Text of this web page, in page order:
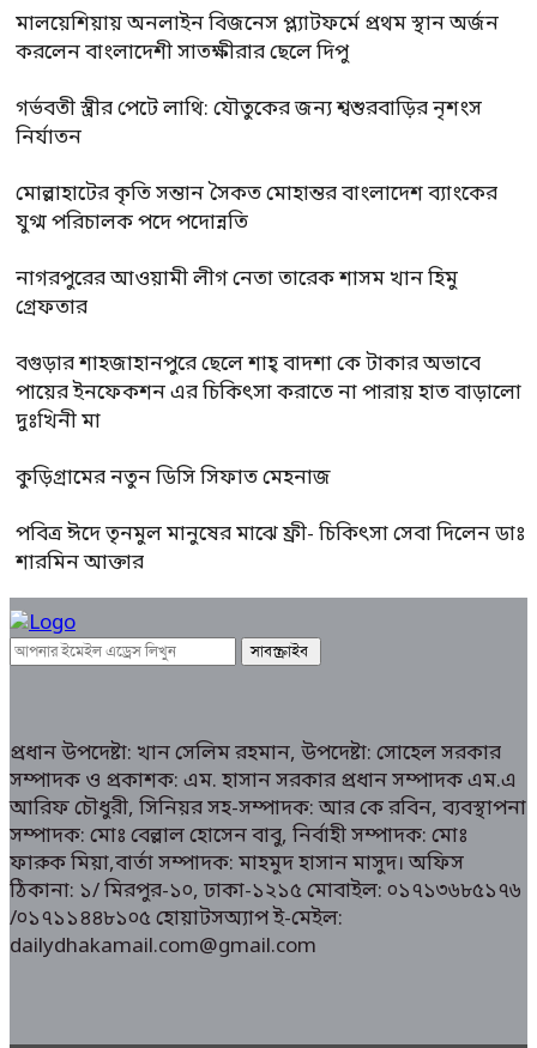
মালয়েশিয়ায় অনলাইন বিজনেস প্ল্যাটফর্মে প্রথম স্থান অর্জন
করলেন বাংলাদেশী সাতক্ষীরার ছেলে দিপু
গর্ভবতী স্ত্রীর পেটে লাথি: যৌতুকের জন্য শ্বশুরবাড়ির নৃশংস
নির্যাতন
মোল্লাহাটের কৃতি সন্তান সৈকত মোহান্তর বাংলাদেশ ব্যাংকের
যুগ্ম পরিচালক পদে পদোন্নতি
নাগরপুরের আওয়ামী লীগ নেতা তারেক শাসম খান হিমু
গ্রেফতার
বগুড়ার শাহজাহানপুরে ছেলে শাহ্ বাদশা কে টাকার অভাবে
পায়ের ইনফেকশন এর চিকিৎসা করাতে না পারায় হাত বাড়ালো
দুঃখিনী মা
কুড়িগ্রামের নতুন ডিসি সিফাত মেহনাজ
পবিত্র ঈদে তৃনমুল মানুষের মাঝে ফ্রী- চিকিৎসা সেবা দিলেন ডাঃ
শারমিন আক্তার
প্রধান উপদেষ্টা: খান সেলিম রহমান, উপদেষ্টা: সোহেল সরকার
সম্পাদক ও প্রকাশক: এম. হাসান সরকার প্রধান সম্পাদক এম.এ
আরিফ চৌধুরী, সিনিয়র সহ-সম্পাদক: আর কে রবিন, ব্যবস্থাপনা
সম্পাদক: মোঃ বেল্লাল হোসেন বাবু, নির্বাহী সম্পাদক: মোঃ
ফারুক মিয়া,বার্তা সম্পাদক: মাহমুদ হাসান মাসুদ। অফিস
ঠিকানা: ১/ মিরপুর-১০, ঢাকা-১২১৫ মোবাইল: ০১৭১৩৬৮৫১৭৬
/০১৭১১৪৪৮১০৫ হোয়াটসঅ্যাপ ই-মেইল:
dailydhakamail.com@gmail.com